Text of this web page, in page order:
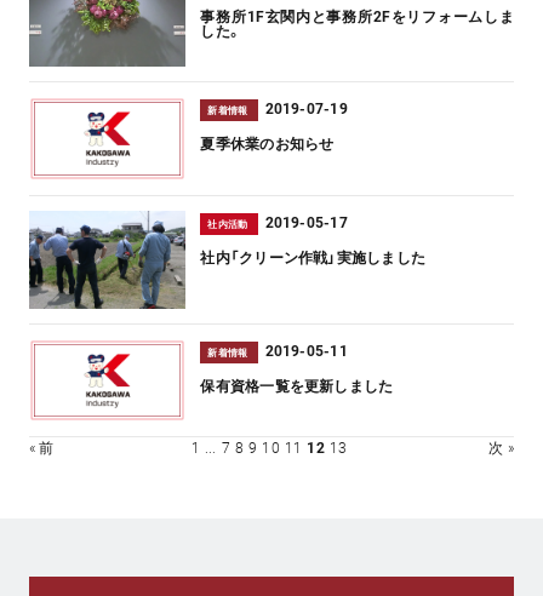
事務所1F玄関内と事務所2Fをリフォームしま
した。
新着情報 2019-07-19
夏季休業のお知らせ
社内活動 2019-05-17
社内「クリーン作戦」実施しました
新着情報 2019-05-11
保有資格一覧を更新しました
« 前 1 ... 7 8 9 10 11 12 13 次 »